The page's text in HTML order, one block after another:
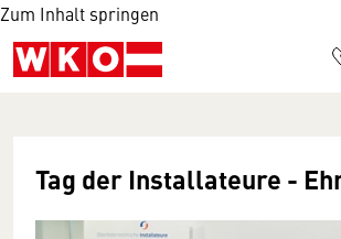
Zum Inhalt springen
Tag der Installateure -